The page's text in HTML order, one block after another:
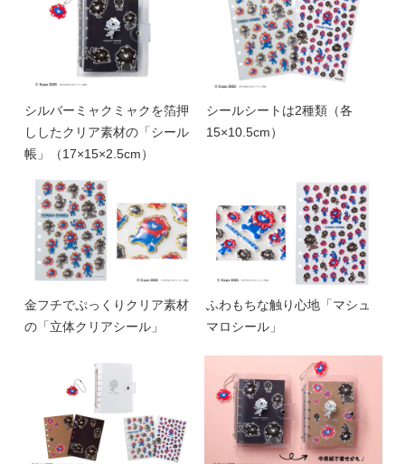
シルバーミャクミャクを箔押
ししたクリア素材の「シール
帳」（17×15×2.5cm）
シールシートは2種類（各
15×10.5cm）
金フチでぷっくりクリア素材
の「立体クリアシール」
ふわもちな触り心地「マシュ
マロシール」